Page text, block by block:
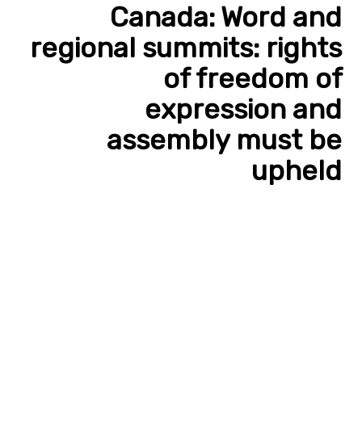
Canada: Word and
regional summits: rights
of freedom of
expression and
assembly must be
upheld